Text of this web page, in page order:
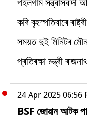
কৰি বৃহস্পতিবাৰে
সময়ত দুই মিনিটৰ
প্ৰতিৰক্ষা মন্ত্ৰী
24 Apr 2025 06:56
BSF জোৱান আটক